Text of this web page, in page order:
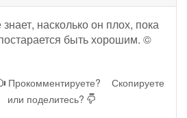
насколько он плох, пока
быть хорошим. ©
Прокомментируете?
Скопируете
или поделитесь?